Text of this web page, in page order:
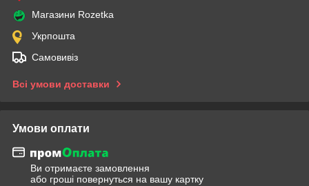
Магазини Rozetka
Укрпошта
Самовивіз
Всі умови доставки
Умови оплати
Ви отримаєте замовлення
або гроші повернуться на вашу картку